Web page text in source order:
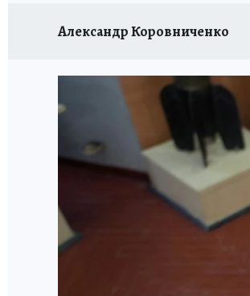
Александр Коровниченко